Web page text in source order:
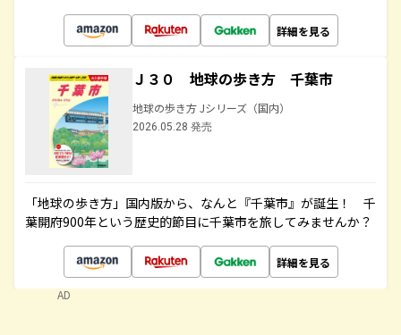
詳細を見る
Ｊ３０ 地球の歩き方 千葉市
地球の歩き方 Jシリーズ（国内）
2026.05.28 発売
「地球の歩き方」国内版から、なんと『千葉市』が誕生！ 千
葉開府900年という歴史的節目に千葉市を旅してみませんか？
詳細を見る
AD